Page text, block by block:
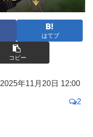
はてブ
コピー
2025年11月20日 12:00
2